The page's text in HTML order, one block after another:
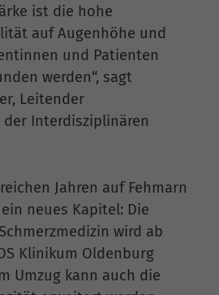
ist die hohe
auf Augenhöhe und
und Patienten
werden“, sagt
Leitender
Interdisziplinären
Jahren auf Fehmarn
neues Kapitel: Die
wird ab
Klinikum Oldenburg
Umzug kann auch die